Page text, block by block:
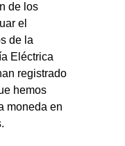
de los
el
de la
Eléctrica
registrado
hemos
moneda en